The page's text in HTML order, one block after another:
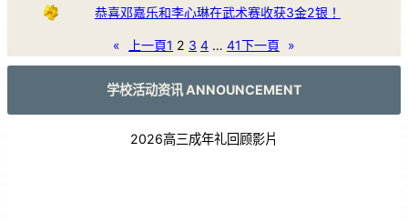
恭喜邓嘉乐和李心琳在武术赛收获3金2银！
« 上一頁1 2 3 4 … 41下一頁 »
学校活动资讯 ANNOUNCEMENT
2026高三成年礼回顾影片